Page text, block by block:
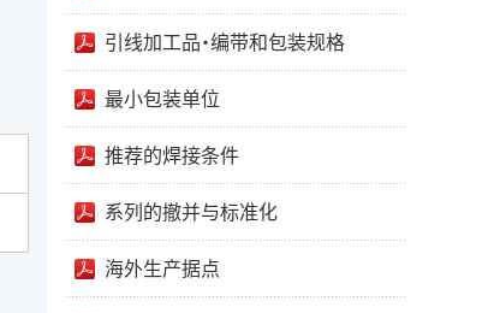
引线加工品・编带和包装规格
最小包装单位
推荐的焊接条件
系列的撤并与标准化
海外生产据点